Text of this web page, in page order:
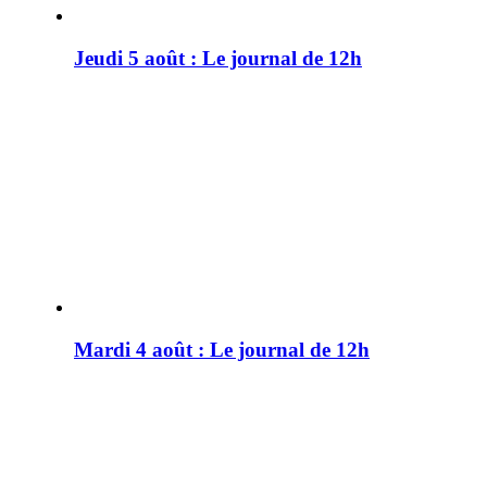
Jeudi 5 août : Le journal de 12h
Mardi 4 août : Le journal de 12h